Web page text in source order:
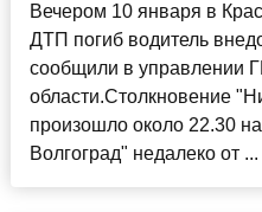
Вечером 10 января в
ДТП погиб водитель
сообщили в управлении
области.Столкновение
произошло около 22.30
Волгоград" недалеко от ...